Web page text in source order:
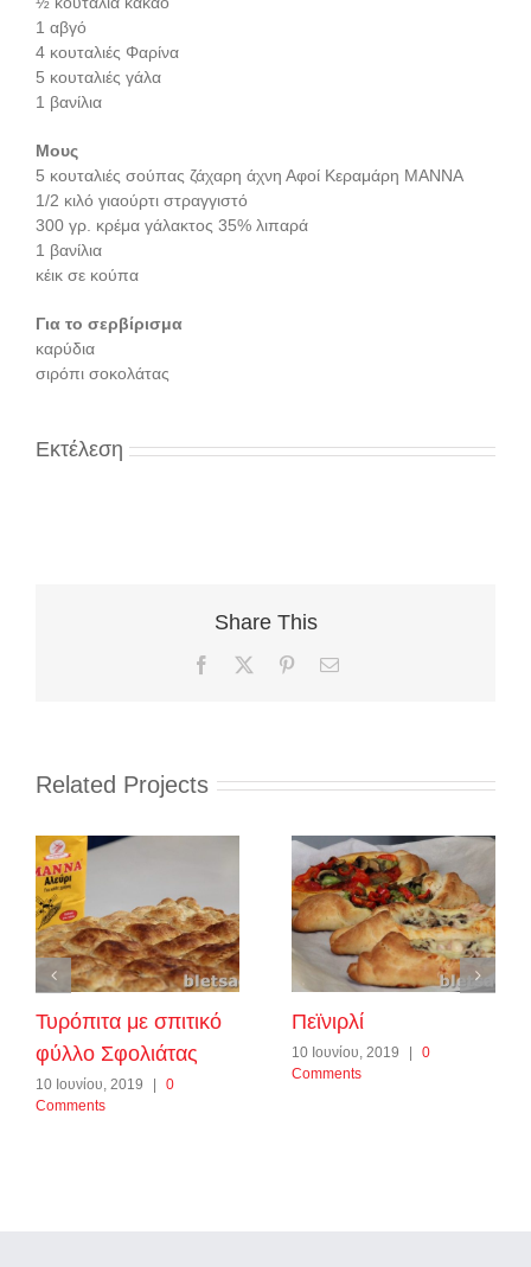
1 αβγό
4 κουταλιές Φαρίνα
5 κουταλιές γάλα
1 βανίλια
Μους
5 κουταλιές σούπας ζάχαρη άχνη Αφοί Κεραμάρη ΜΑΝΝΑ
1/2 κιλό γιαούρτι στραγγιστό
300 γρ. κρέμα γάλακτος 35% λιπαρά
1 βανίλια
κέικ σε κούπα
Για το σερβίρισμα
καρύδια
σιρόπι σοκολάτας
Εκτέλεση
Share This
Facebook PinterestEmail
Related Projects
Τυρόπιτα με σπιτικό
φύλλο Σφολιάτας
10 Ιουνίου, 2019 |
0
Comments
Πεϊνιρλί
10 Ιουνίου, 2019 |
0
Comments